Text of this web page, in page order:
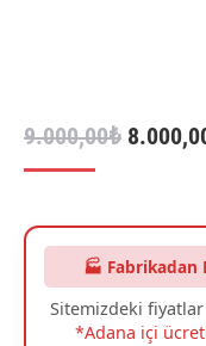
9.000,00₺ Orijinal
🏭 Fabrikadan
Sitemizdeki fiyatlar
*Adana içi